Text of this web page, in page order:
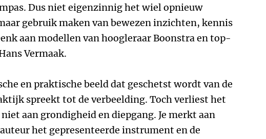
Dus niet eigenzinnig het wiel opnieuw
gebruik maken van bewezen inzichten, kennis
aan modellen van hoogleraar Boonstra en top-
Vermaak.
en praktische beeld dat geschetst wordt van de
spreekt tot de verbeelding. Toch verliest het
aan grondigheid en diepgang. Je merkt aan
het gepresenteerde instrument en de